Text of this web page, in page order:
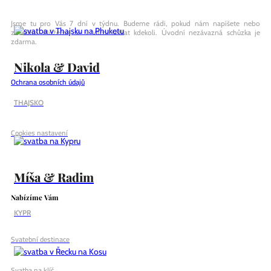
Nikola & David
THAJSKO
Míša & Radim
KYPR
Jsme tu pro Vás 7 dní v týdnu. Budeme rádi, pokud nám napíšete nebo
zavoláte. Můžeme se s Vámi setkat kdekoli. Úvodní nezávazná schůzka je
zdarma.
Ochrana osobních údajů
Cookies nastavení
Nabízíme Vám
Svatební destinace